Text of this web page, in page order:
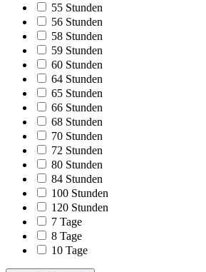
55 Stunden
56 Stunden
58 Stunden
59 Stunden
60 Stunden
64 Stunden
65 Stunden
66 Stunden
68 Stunden
70 Stunden
72 Stunden
80 Stunden
84 Stunden
100 Stunden
120 Stunden
7 Tage
8 Tage
10 Tage